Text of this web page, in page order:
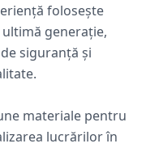
folosește
generație,
siguranță și
materiale pentru
lucrărilor în